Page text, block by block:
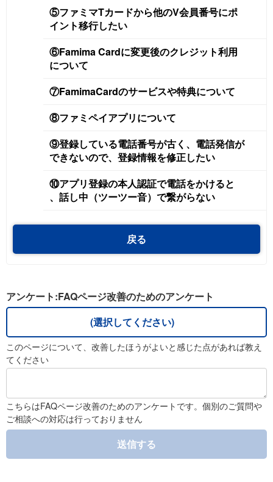
⑤ファミマTカードから他のV会員番号にポ
イント移行したい
⑥Famima Cardに変更後のクレジット利用
について
⑦FamimaCardのサービスや特典について
⑧ファミペイアプリについて
⑨登録している電話番号が古く、電話発信が
できないので、登録情報を修正したい
⑩アプリ登録の本人認証で電話をかけると
、話し中（ツーツー音）で繋がらない
戻る
アンケート:FAQページ改善のためのアンケート
(選択してください)
このページについて、改善したほうがよいと感じた点があれば教え
てください
こちらはFAQページ改善のためのアンケートです。個別のご質問や
ご相談への対応は行っておりません
送信する